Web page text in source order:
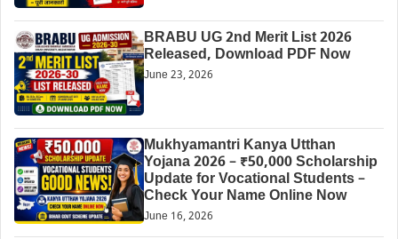
BRABU UG 2nd Merit List 2026
Released, Download PDF Now
June 23, 2026
Mukhyamantri Kanya Utthan
Yojana 2026 – ₹50,000 Scholarship
Update for Vocational Students –
Check Your Name Online Now
June 16, 2026